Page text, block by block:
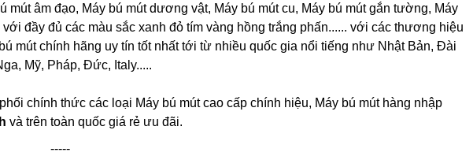
âm đạo, Máy bú mút dương vật, Máy bú mút cu, Máy bú mút gắn tường, Máy
đầy đủ các màu sắc xanh đỏ tím vàng hồng trắng phấn...... với các thương hiệu
mút chính hãng uy tín tốt nhất tới từ nhiều quốc gia nổi tiếng như Nhật Bản, Đài
Mỹ, Pháp, Đức, Italy.....
chính thức các loại Máy bú mút cao cấp chính hiệu, Máy bú mút hàng nhập
và trên toàn quốc giá rẻ ưu đãi.
-----